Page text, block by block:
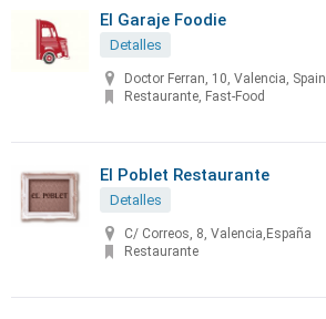
El Garaje Foodie
Detalles
Doctor Ferran, 10, Valencia, Spain
Restaurante, Fast-Food
El Poblet Restaurante
Detalles
C/ Correos, 8, Valencia,España
Restaurante